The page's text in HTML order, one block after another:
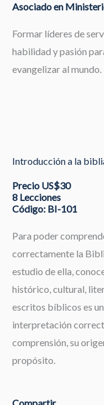
Asociado en
Formar líderes de
habilidad y pasión
evangelizar al mundo.
Introducción a la
Precio US$30
8 Lecciones
Código: BI-101
Para poder
correctamente la
estudio de ella,
histórico, cultural,
escritos bíblicos es
interpretación
comprensión, su
propósito.
Compartir